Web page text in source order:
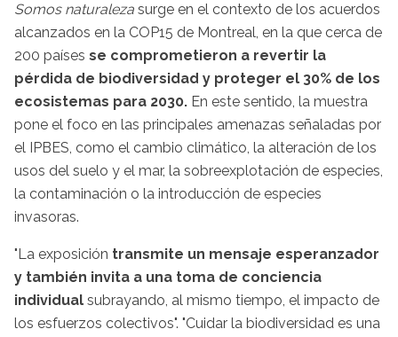
Somos naturaleza surge en el contexto de los acuerdos
alcanzados en la COP15 de Montreal, en la que cerca de
200 países se comprometieron a revertir la
pérdida de biodiversidad y proteger el 30% de los
ecosistemas para 2030. En este sentido, la muestra
pone el foco en las principales amenazas señaladas por
el IPBES, como el cambio climático, la alteración de los
usos del suelo y el mar, la sobreexplotación de especies,
la contaminación o la introducción de especies
invasoras.
"La exposición transmite un mensaje esperanzador
y también invita a una toma de conciencia
individual subrayando, al mismo tiempo, el impacto de
los esfuerzos colectivos". "Cuidar la biodiversidad es una